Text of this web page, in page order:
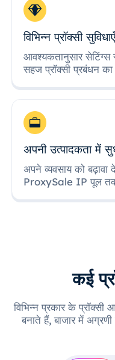
विभिन्न प्रॉक्सी
आवश्यकतानुसार सेटिंग्स
सहज प्रॉक्सी प्रबंधन
अपनी उत्पादकता में
अपने व्यवसाय को बढ़ावा
ProxySale IP पूल तक
कई
विभिन्न प्रकार के
बनाते हैं, बाजार में